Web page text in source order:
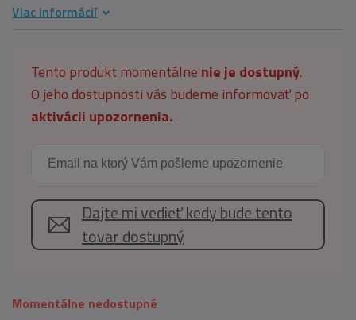
Viac informácií
Tento produkt momentálne nie je dostupný.
O jeho dostupnosti vás budeme informovať po
aktivácii upozornenia.
Dajte mi vedieť kedy bude tento
tovar dostupný
Momentálne nedostupné